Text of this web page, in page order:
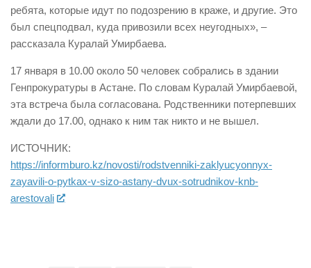
ребята, которые идут по подозрению в краже, и другие. Это
был спецподвал, куда привозили всех неугодных», –
рассказала Куралай Умирбаева.
17 января в 10.00 около 50 человек собрались в здании
Генпрокуратуры в Астане. По словам Куралай Умирбаевой,
эта встреча была согласована. Родственники потерпевших
ждали до 17.00, однако к ним так никто и не вышел.
ИСТОЧНИК:
https://informburo.kz/novosti/rodstvenniki-zaklyucyonnyx-
zayavili-o-pytkax-v-sizo-astany-dvux-sotrudnikov-knb-
arestovali